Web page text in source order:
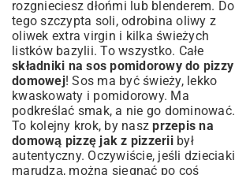
rozgnieciesz dłońmi lub blenderem. Do
tego szczypta soli, odrobina oliwy z
oliwek extra virgin i kilka świeżych
listków bazylii. To wszystko. Całe
składniki na sos pomidorowy do pizzy
domowej! Sos ma być świeży, lekko
kwaskowaty i pomidorowy. Ma
podkreślać smak, a nie go dominować.
To kolejny krok, by naszprzepis na
domową pizzę jak z pizzeriibył
autentyczny. Oczywiście, jeśli dzieciaki
marudzą, można sięgnąć po coś